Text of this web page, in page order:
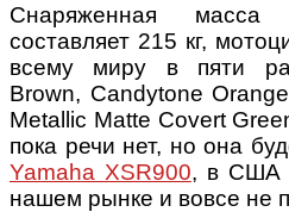
Снаряженная масса
составляет 215 кг,
всему миру в пяти
Brown, Candytone
Metallic Matte Covert
пока речи нет, но она
Yamaha XSR900, в США
нашем рынке и вовсе не